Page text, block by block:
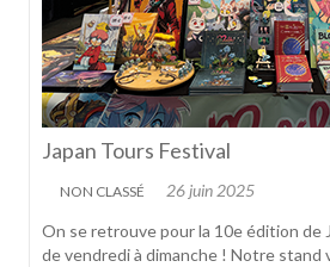
Japan Tours Festival
NON CLASSÉ
26 juin 2025
On se retrouve pour la 10e édition de
de vendredi à dimanche ! Notre stand